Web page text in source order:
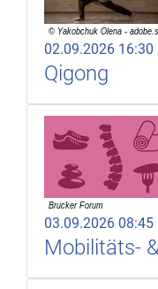
02.09.2026 16:30
Qigong
03.09.2026 08:45
Mobilitäts-